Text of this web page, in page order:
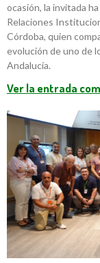
ocasión, la invitada
Relaciones
Córdoba, quien
evolución de uno de
Andalucía.
Ver la entrada